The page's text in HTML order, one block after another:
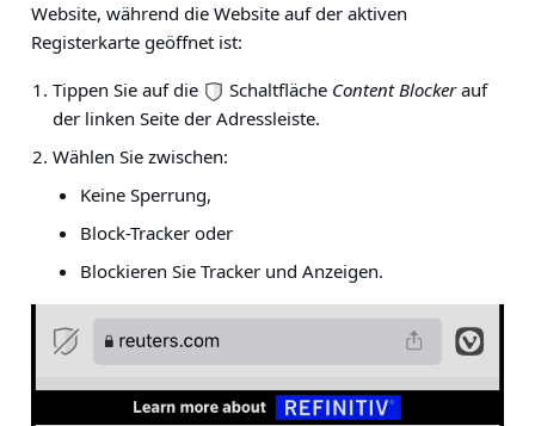
Website, während die Website auf der aktiven
Registerkarte geöffnet ist:
Tippen Sie auf die
Schaltfläche Content Blockerauf
der linken Seite der Adressleiste.
Wählen Sie zwischen:
Keine Sperrung,
Block-Tracker oder
Blockieren Sie Tracker und Anzeigen.